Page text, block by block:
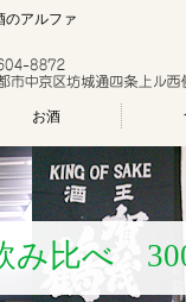
アルファ
お酒
み比べ